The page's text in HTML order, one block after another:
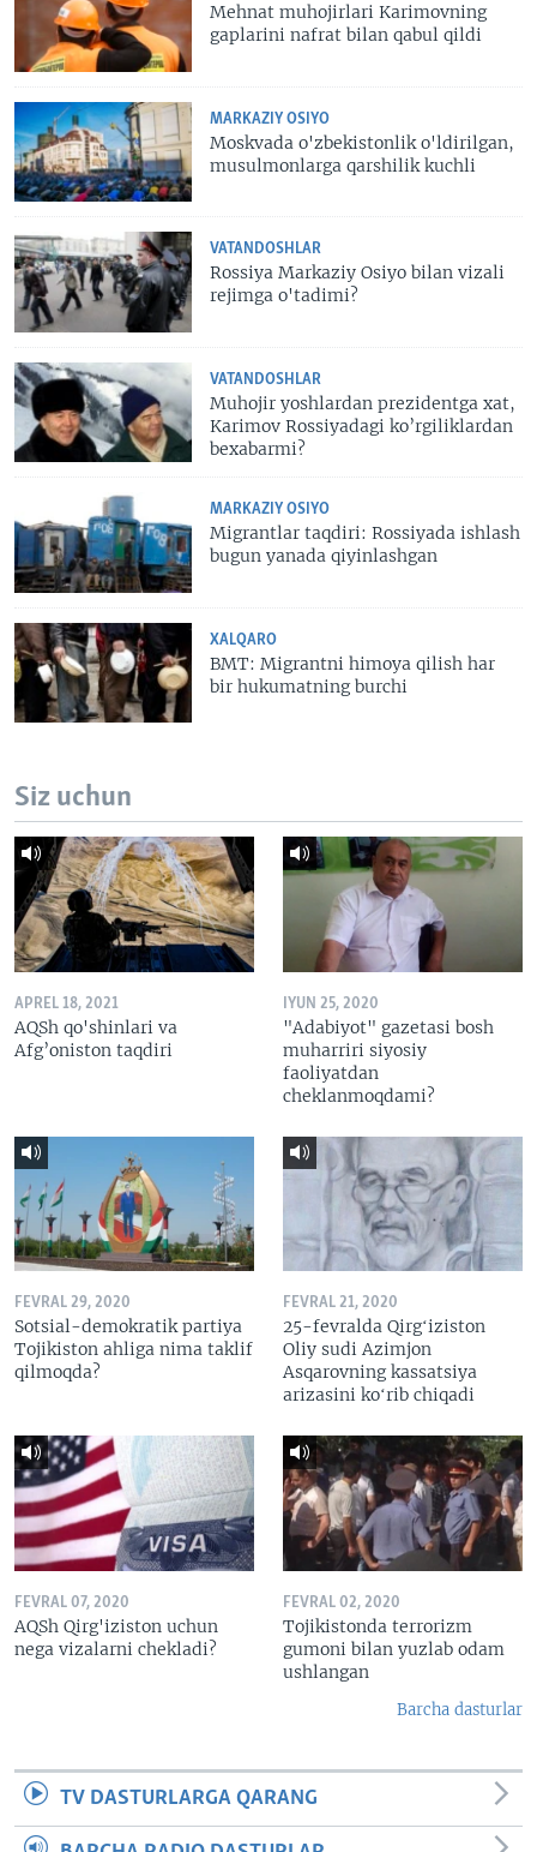
Mehnat muhojirlari Karimovning
gaplarini nafrat bilan qabul qildi
MARKAZIY OSIYO
Moskvada o'zbekistonlik o'ldirilgan,
musulmonlarga qarshilik kuchli
VATANDOSHLAR
Rossiya Markaziy Osiyo bilan vizali
rejimga o'tadimi?
VATANDOSHLAR
Muhojir yoshlardan prezidentga xat,
Karimov Rossiyadagi ko’rgiliklardan
bexabarmi?
MARKAZIY OSIYO
Migrantlar taqdiri: Rossiyada ishlash
bugun yanada qiyinlashgan
XALQARO
BMT: Migrantni himoya qilish har
bir hukumatning burchi
Siz uchun
APREL 18, 2021
AQSh qo'shinlari va
Afg’oniston taqdiri
IYUN 25, 2020
"Adabiyot" gazetasi bosh
muharriri siyosiy
faoliyatdan
cheklanmoqdami?
FEVRAL 29, 2020
Sotsial-demokratik partiya
Tojikiston ahliga nima taklif
qilmoqda?
FEVRAL 21, 2020
25-fevralda Qirgʻiziston
Oliy sudi Azimjon
Asqarovning kassatsiya
arizasini koʻrib chiqadi
FEVRAL 07, 2020
AQSh Qirg'iziston uchun
nega vizalarni chekladi?
FEVRAL 02, 2020
Tojikistonda terrorizm
gumoni bilan yuzlab odam
ushlangan
Barcha dasturlar
TV DASTURLARGA QARANG